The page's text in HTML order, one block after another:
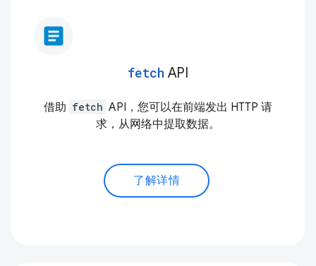
article
fetch API
借助 fetch API，您可以在前端发出 HTTP 请
求，从网络中提取数据。
了解详情